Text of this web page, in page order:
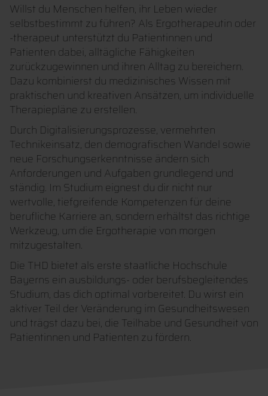
Willst du Menschen helfen, ihr Leben wieder
selbstbestimmt zu führen? Als Ergotherapeutin oder
-therapeut unterstützt du Patientinnen und
Patienten dabei, alltägliche Fähigkeiten
zurückzugewinnen und ihren Alltag zu bereichern.
Dazu kombinierst du medizinisches Wissen mit
praktischen und kreativen Ansätzen, um individuelle
Therapiepläne zu erstellen.
Durch Digitalisierungsprozesse, vermehrten
Technikeinsatz, den demografischen Wandel sowie
neue Forschungserkenntnisse ändern sich
Anforderungen und Aufgaben grundlegend und
ständig. Im Studium eignest du dir nicht nur
wertvolle, tiefgreifende Kompetenzen für deine
berufliche Karriere an, sondern erhältst das richtige
Werkzeug, um die Ergotherapie von morgen
mitzugestalten.
Die THD bietet als erste staatliche Hochschule
Bayerns ein ausbildungs- oder berufsbegleitendes
Studium, das dich optimal vorbereitet. Du wirst ein
aktiver Teil der Veränderung im Gesundheitswesen
und trägst dazu bei, die Teilhabe und Gesundheit von
Patientinnen und Patienten zu fördern.